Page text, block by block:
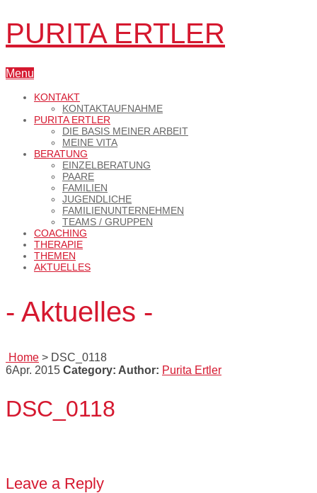
PURITA ERTLER
Menu
KONTAKT
KONTAKTAUFNAHME
PURITA ERTLER
DIE BASIS MEINER ARBEIT
MEINE VITA
BERATUNG
EINZELBERATUNG
PAARE
FAMILIEN
JUGENDLICHE
FAMILIENUNTERNEHMEN
TEAMS / GRUPPEN
COACHING
THERAPIE
THEMEN
AKTUELLES
- Aktuelles -
Home > DSC_0118
6Apr. 2015 Category: Author: Purita Ertler
DSC_0118
Leave a Reply